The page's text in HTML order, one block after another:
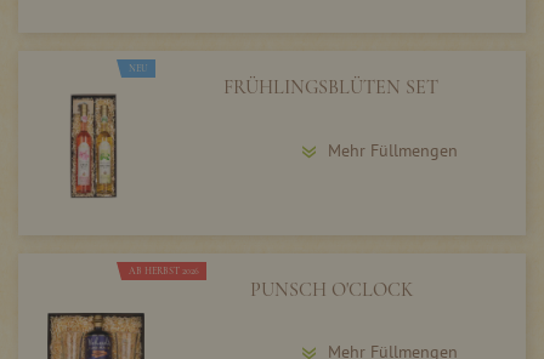
NEU
FRÜHLINGSBLÜTEN SET
Mehr Füllmengen
AB HERBST 2026
PUNSCH O'CLOCK
Mehr Füllmengen